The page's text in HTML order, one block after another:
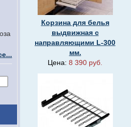
Корзина для белья
выдвижная с
направляющими L-300
мм.
Цена: 8 390 руб.